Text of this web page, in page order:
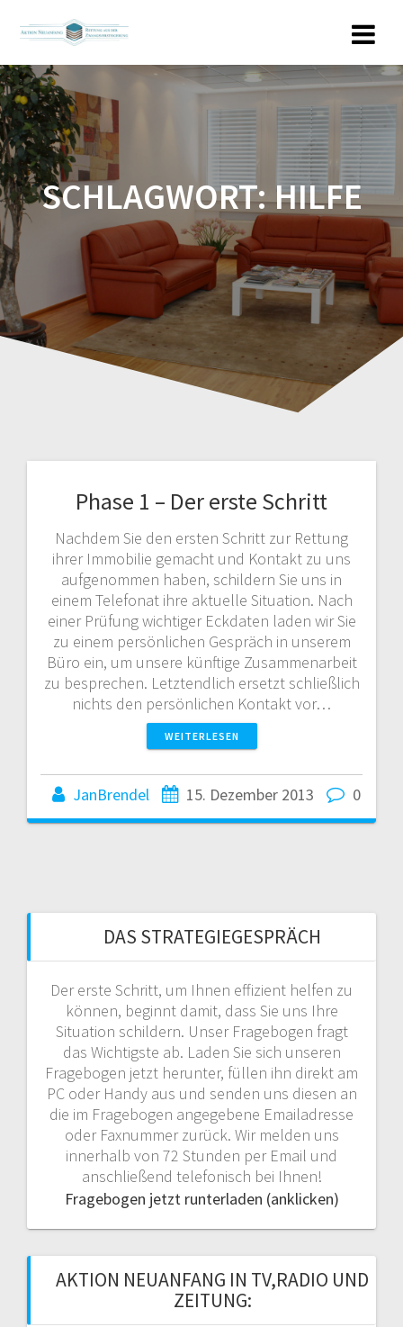
SCHLAGWORT:HILFE
Phase 1 – Der erste Schritt
Nachdem Sie den ersten Schritt zur Rettung
ihrer Immobilie gemacht und Kontakt zu uns
aufgenommen haben, schildern Sie uns in
einem Telefonat ihre aktuelle Situation. Nach
einer Prüfung wichtiger Eckdaten laden wir Sie
zu einem persönlichen Gespräch in unserem
Büro ein, um unsere künftige Zusammenarbeit
zu besprechen. Letztendlich ersetzt schließlich
nichts den persönlichen Kontakt vor…
WEITERLESEN
JanBrendel 15. Dezember 2013 0
DAS STRATEGIEGESPRÄCH
Der erste Schritt, um Ihnen effizient helfen zu
können, beginnt damit, dass Sie uns Ihre
Situation schildern. Unser Fragebogen fragt
das Wichtigste ab. Laden Sie sich unseren
Fragebogen jetzt herunter, füllen ihn direkt am
PC oder Handy aus und senden uns diesen an
die im Fragebogen angegebene Emailadresse
oder Faxnummer zurück. Wir melden uns
innerhalb von 72 Stunden per Email und
anschließend telefonisch bei Ihnen!
Fragebogen jetzt runterladen (anklicken)
AKTION NEUANFANG IN TV,RADIO UND
ZEITUNG: